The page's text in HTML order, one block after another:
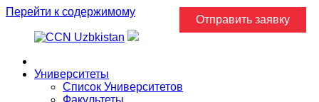
Перейти к содержимому
Университеты
Список Университетов
Факультеты
Отправить заявку